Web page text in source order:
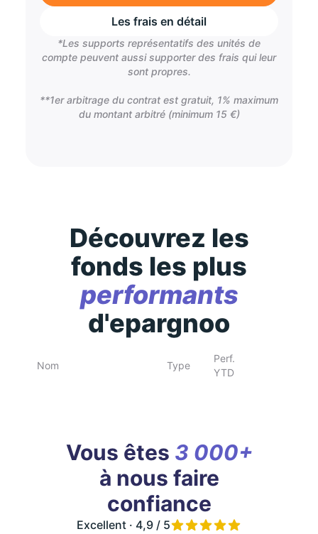
Les frais en détail
*Les supports représentatifs des unités de
compte peuvent aussi supporter des frais qui leur
sont propres.
**1er arbitrage du contrat est gratuit, 1% maximum
du montant arbitré (minimum 15 €)
Découvrez les
fonds les plus
performants
d'epargnoo
Nom Type
Perf.
YTD
Vous êtes 3 000+
à nous faire
confiance
Excellent · 4,9 / 5